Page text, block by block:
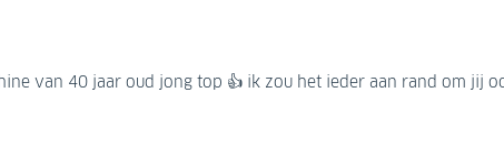
van 40 jaar oud jong top 👍 ik zou het ieder aan rand om
je onverwacht onderdelen nodig hebt, hebben ze meestal
en het belangrijkste snelle service
van 40 jaar oud jong top 👍 ik zou het ieder aan rand om